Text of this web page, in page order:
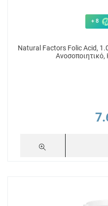
+ 8
Natural Factors Folic Acid,